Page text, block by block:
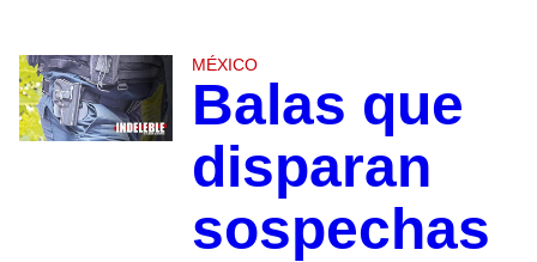
MÉXICO
Balas que
disparan
sospechas